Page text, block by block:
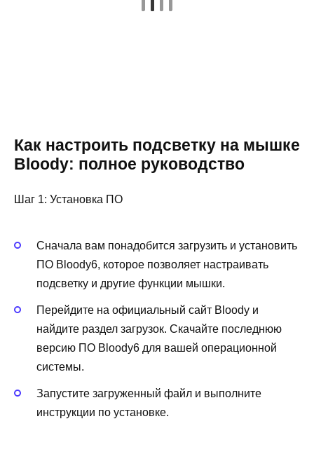
Как настроить подсветку на мышке
Bloody: полное руководство
Шаг 1: Установка ПО
Сначала вам понадобится загрузить и установить
ПО Bloody6, которое позволяет настраивать
подсветку и другие функции мышки.
Перейдите на официальный сайт Bloody и
найдите раздел загрузок. Скачайте последнюю
версию ПО Bloody6 для вашей операционной
системы.
Запустите загруженный файл и выполните
инструкции по установке.